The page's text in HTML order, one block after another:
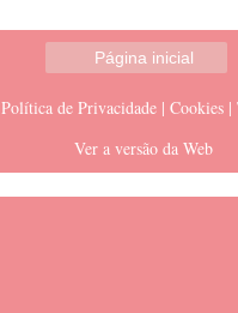
Página inicial
Política de Privacidade | Cookies |
Ver a versão da Web